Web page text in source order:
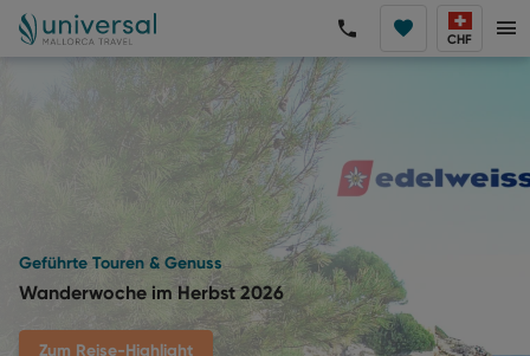
CHF
Geführte Touren & Genuss
Wanderwoche im Herbst 2026
Zum Reise-Highlight